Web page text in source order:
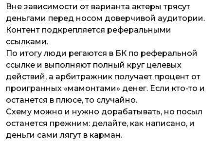
Вне зависимости от варианта актеры трясут
деньгами перед носом доверчивой аудитории.
Контент подкрепляется реферальными
ссылками.
По итогу люди регаются в БК по реферальной
ссылке и выполняют полный круг целевых
действий, а арбитражник получает процент от
проигранных «мамонтами» денег. Если кто-то и
останется в плюсе, то случайно.
Схему можно и нужно дорабатывать, но посыл
останется прежним: делайте, как написано, и
деньги сами лягут в карман.